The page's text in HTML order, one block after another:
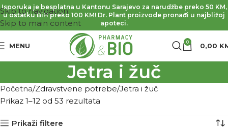
Skip to navigation
Skip to main content
Isporuka je besplatna u Kantonu Sarajevo za narudžbe preko 50 KM,
u ostatku BiH preko 100 KM! Dr. Plant proizvode pronađi u najbližoj
apoteci.
MENU 0 0,00
Jetra i žuč
Početna Zdravstvene potrebe Jetra i žuč
Prikaz 1–12 od 53 rezultata
Prikaži filtere